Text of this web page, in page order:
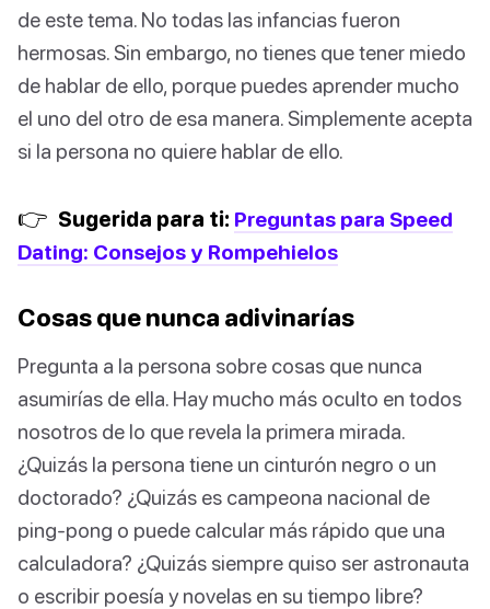
de este tema. No todas las infancias fueron
hermosas. Sin embargo, no tienes que tener miedo
de hablar de ello, porque puedes aprender mucho
el uno del otro de esa manera. Simplemente acepta
si la persona no quiere hablar de ello.
👉 Sugerida para ti: Preguntas para Speed
Dating: Consejos y Rompehielos
Cosas que nunca adivinarías
Pregunta a la persona sobre cosas que nunca
asumirías de ella. Hay mucho más oculto en todos
nosotros de lo que revela la primera mirada.
¿Quizás la persona tiene un cinturón negro o un
doctorado? ¿Quizás es campeona nacional de
ping-pong o puede calcular más rápido que una
calculadora? ¿Quizás siempre quiso ser astronauta
o escribir poesía y novelas en su tiempo libre?